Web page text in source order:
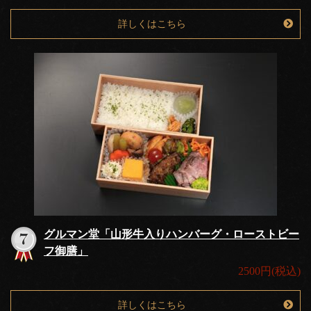
詳しくはこちら
グルマン堂「山形牛入りハンバーグ・ローストビー
フ御膳」
2500円(税込)
詳しくはこちら